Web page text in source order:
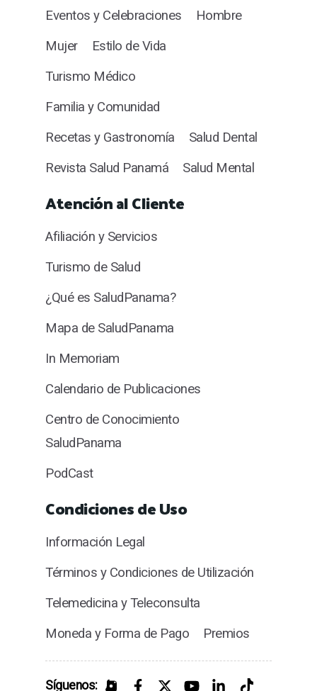
Eventos y Celebraciones
Hombre
Mujer
Estilo de Vida
Turismo Médico
Familia y Comunidad
Recetas y Gastronomía
Salud Dental
Revista Salud Panamá
Salud Mental
Atención al Cliente
Afiliación y Servicios
Turismo de Salud
¿Qué es SaludPanama?
Mapa de SaludPanama
In Memoriam
Calendario de Publicaciones
Centro de Conocimiento
SaludPanama
PodCast
Condiciones de Uso
Información Legal
Términos y Condiciones de Utilización
Telemedicina y Teleconsulta
Moneda y Forma de Pago
Premios
Síguenos: